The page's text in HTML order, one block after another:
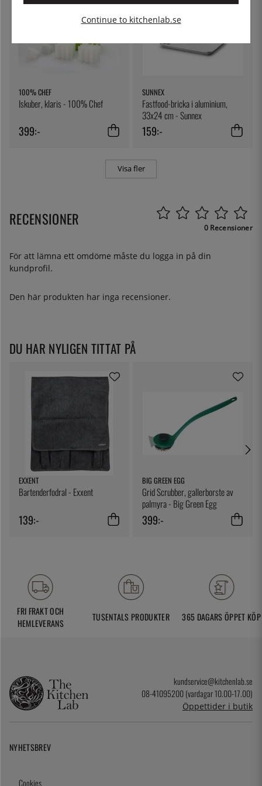
100% CHEF
Iskuber, klaris - 100% Chef
399:-
SUNNEX
Fastfood-bricka i aluminium,
33x24 cm - Sunnex
159:-
Visa fler
RECENSIONER 0 Recensioner
För att lämna ett omdöme måste du logga in på din
kundprofil.
Den här produkten har inga recensioner.
DU HAR NYLIGEN TITTAT PÅ
EXXENT
Bartenderfodral - Exxent
139:-
BIG GREEN EGG
Grid Scrubber, gallerborste av
palmyra - Big Green Egg
399:-
FRI FRAKT OCH
HEMLEVERANS
TUSENTALS PRODUKTER 365 DAGARS ÖPPET KÖP
kundservice@kitchenlab.se
08-41095200 (vardagar 10.00-17.00)
Öppettider i butik
NYHETSBREV
Cookies
Continue to kitchenlab.se